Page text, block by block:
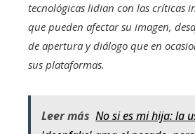
tecnológicas lidian con las críticas
que pueden afectar su imagen,
de apertura y diálogo que en
sus plataformas.
Leer más No si es mi hija: la